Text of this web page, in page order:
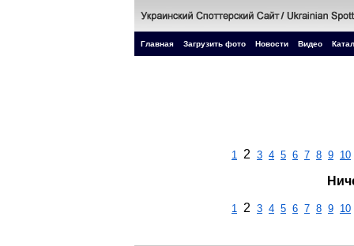
Главная Загрузить фото Новости Видео
1 2 3 4 5 6 7 8 9 10
1 2 3 4 5 6 7 8 9 10